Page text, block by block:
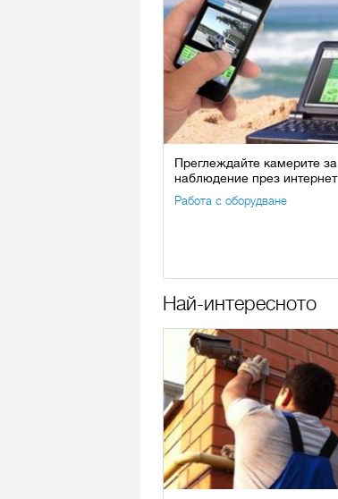
Преглеждайте камерите за
наблюдение през интернет
Работа с оборудване
Най-интересното